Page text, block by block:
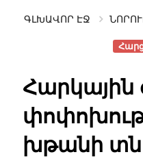
ԳԼԽԱՎՈՐ ԷՋ
Հարկային
խթանի